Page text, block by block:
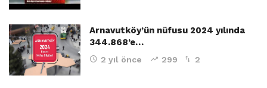
Arnavutköy’ün nüfusu 2024 yılında
344.868’e…
2 yıl önce 299 2